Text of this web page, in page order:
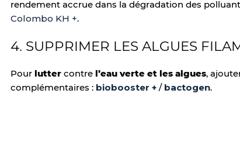
rendement accrue dans la dégradation des
Colombo KH +.
4. SUPPRIMER LES ALGUES
Pour lutter contre l’eau verte et les algues,
complémentaires : biobooster + / bactogen.